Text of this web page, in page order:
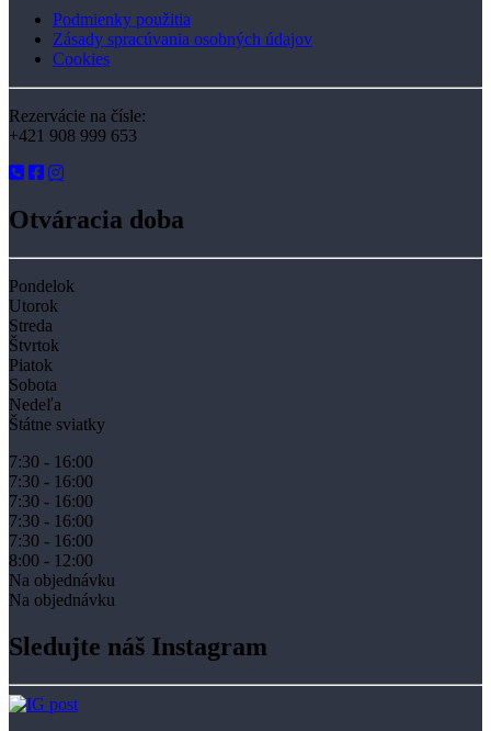
Podmienky použitia
Zásady spracúvania osobných údajov
Cookies
Rezervácie na čísle:
+421 908 999 653
Otváracia doba
Pondelok
Utorok
Streda
Štvrtok
Piatok
Sobota
Nedeľa
Štátne sviatky
7:30 - 16:00
7:30 - 16:00
7:30 - 16:00
7:30 - 16:00
7:30 - 16:00
8:00 - 12:00
Na objednávku
Na objednávku
Sledujte náš Instagram